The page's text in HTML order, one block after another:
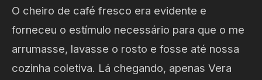
O cheiro de café fresco era evidente e
forneceu o estímulo necessário para que o me
arrumasse, lavasse o rosto e fosse até nossa
cozinha coletiva. Lá chegando, apenas Vera